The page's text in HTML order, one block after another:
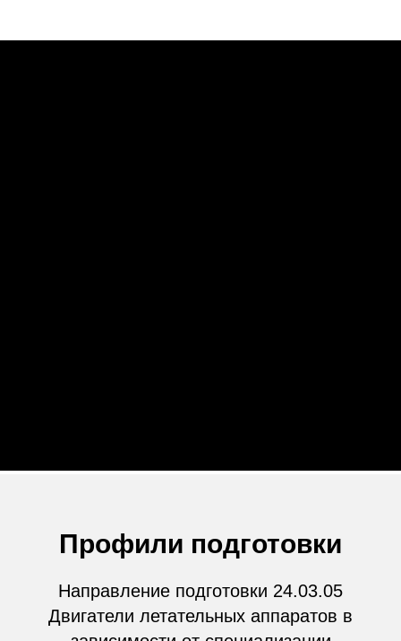
Профили подготовки
Направление подготовки 24.03.05
Двигатели летательных аппаратов в